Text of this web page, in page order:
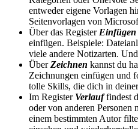
entweder eigene Vorlagen
Seitenvorlagen von
Über das Register Einfügen
einfügen. Beispiele:
viele andere Notizarten.
ÜberZeichnen kannst du
Zeichnungen einfügen und
tolle Skills, die dich in
Im Register Verlauffindest
oder von anderen Personen
einem bestimmten Autor